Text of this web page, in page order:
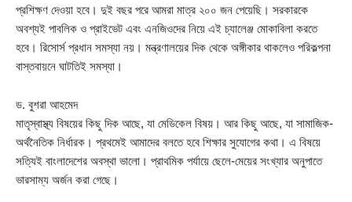
প্রশিক্ষণ দেওয়া হবে। দুই বছর পরে আমরা মাত্র ২০০ জন পেয়েছি। সরকারকে
অবশ্যই পাবলিক ও প্রাইভেট এবং এনজিওদের নিয়ে এই চ্যালেঞ্জ মোকাবিলা করতে
হবে। রিসোর্স প্রধান সমস্যা নয়। মন্ত্রণালয়ের দিক থেকে অঙ্গীকার থাকলেও পরিকল্পনা
বাস্তবায়নে ঘাটতিই সমস্যা।
ড. বুশরা আহমেদ
মাতৃস্বাস্থ্য বিষয়ের কিছু দিক আছে, যা মেডিকেল বিষয়। আর কিছু আছে, যা সামাজিক-
অর্থনৈতিক নির্ধারক। প্রথমেই আমাদের বলতে হবে শিক্ষার সুযোগের কথা। এ বিষয়ে
সত্যিই বাংলাদেশের অবস্থা ভালো। প্রাথমিক পর্যায়ে ছেলে-মেয়ের সংখ্যার অনুপাতে
ভারসাম্য অর্জন করা গেছে।